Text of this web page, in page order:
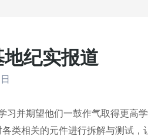
纪实报道
并期望他们一鼓作气取得更高
类相关的元件进行拆解与测试，